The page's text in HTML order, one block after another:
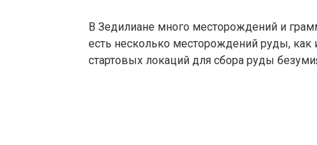
В Зедилиане много месторождений и
есть несколько месторождений руды,
стартовых локаций для сбора руды